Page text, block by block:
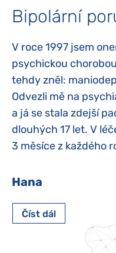
Bipolární
V roce 1997 jsem
psychickou
tehdy zněl:
Odvezli mě na
a já se stala zdejší
dlouhých 17 let. V
3 měsíce z každého
Hana
Číst dál